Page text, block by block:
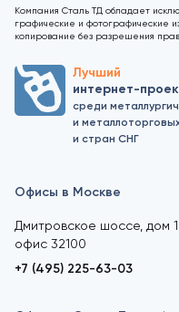
Компания Сталь ТД обладает
графические и фотографические
копирование без разрешения
Лучший
интернет-
среди
и
и стран СНГ
Офисы в Москве
Дмитровское шоссе, дом
офис 32100
+7 (495) 225-63-03